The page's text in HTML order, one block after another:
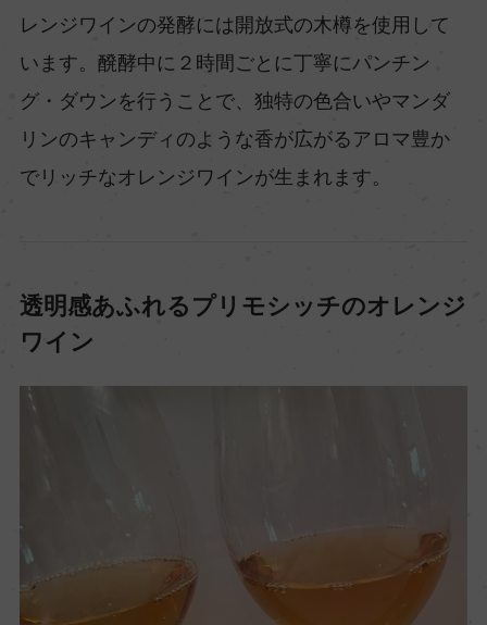
レンジワインの発酵には開放式の木樽を使用して
います。醗酵中に２時間ごとに丁寧にパンチン
グ・ダウンを行うことで、独特の色合いやマンダ
リンのキャンディのような香が広がるアロマ豊か
でリッチなオレンジワインが生まれます。
透明感あふれるプリモシッチのオレンジ
ワイン